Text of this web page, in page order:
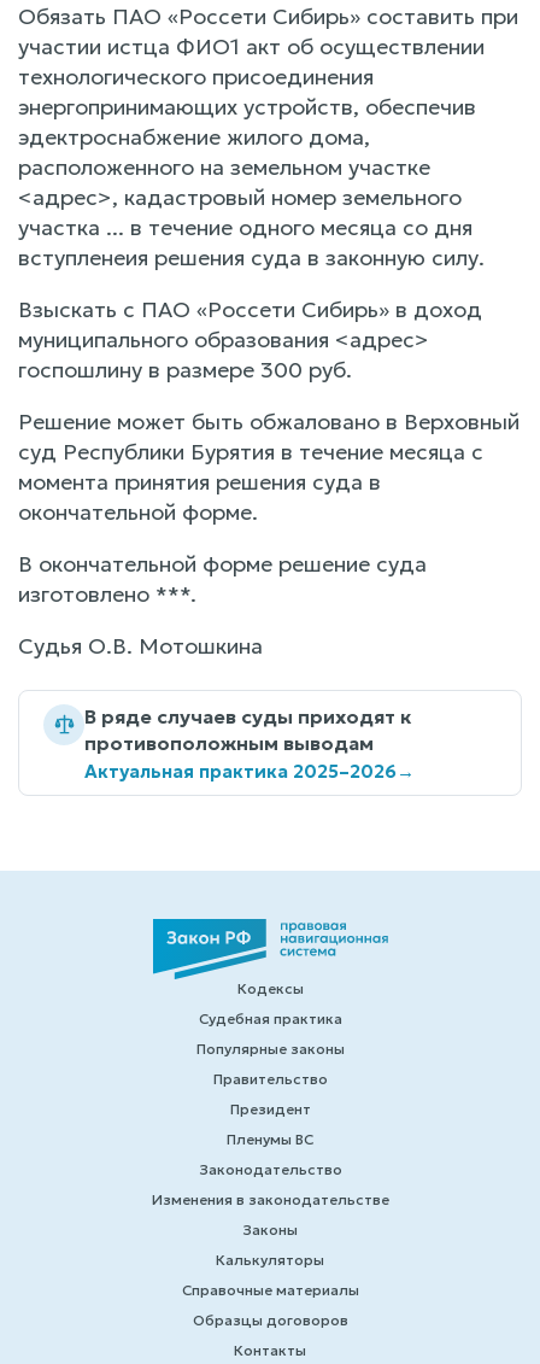
Обязать ПАО «Россети Сибирь» составить при
участии истца ФИО1 акт об осуществлении
технологического присоединения
энергопринимающих устройств, обеспечив
эдектроснабжение жилого дома,
расположенного на земельном участке
<адрес>, кадастровый номер земельного
участка ... в течение одного месяца со дня
вступленеия решения суда в законную силу.
Взыскать с ПАО «Россети Сибирь» в доход
муниципального образования <адрес>
госпошлину в размере 300 руб.
Решение может быть обжаловано в Верховный
суд Республики Бурятия в течение месяца с
момента принятия решения суда в
окончательной форме.
В окончательной форме решение суда
изготовлено ***.
Судья О.В. Мотошкина
В ряде случаев суды приходят к
противоположным выводам
Актуальная практика 2025–2026→
Кодексы
Судебная практика
Популярные законы
Правительство
Президент
Пленумы ВС
Законодательство
Изменения в законодательстве
Законы
Калькуляторы
Справочные материалы
Образцы договоров
Контакты